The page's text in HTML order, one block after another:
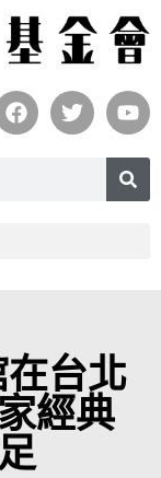
在台北
經典